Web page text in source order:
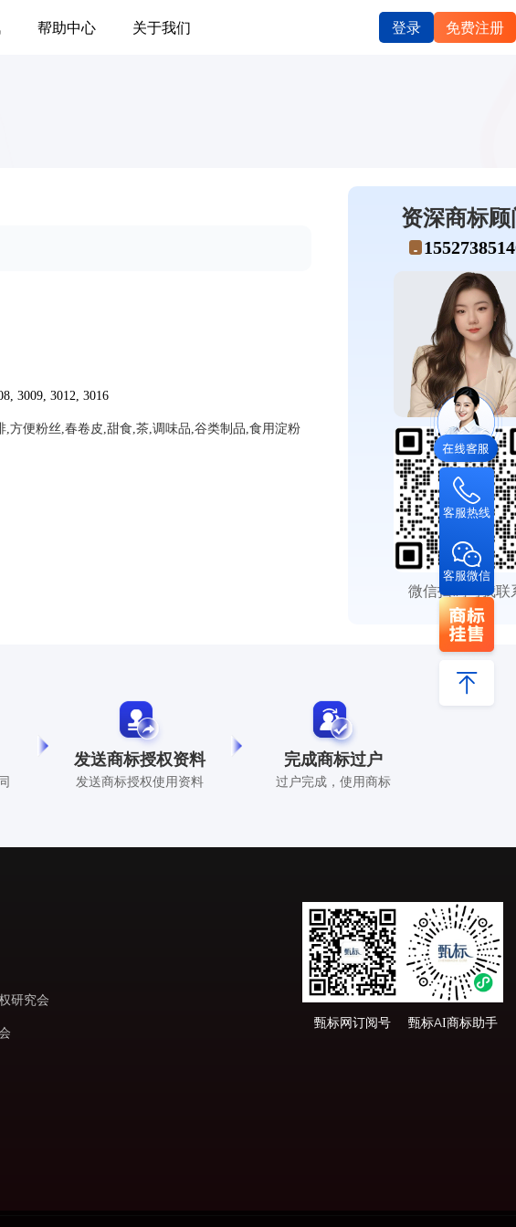
帮助中心 关于我们 登录 免费注册
3009, 3012, 3016
方便粉丝,春卷皮,甜食,茶,调味品,谷类制品,食用淀粉
资深商标
微信扫码与我联
发送商标授权资料
发送商标授权使用资料
完成商标过户
过户完成，使用商标
研究会
甄标网订阅号 甄标AI商标助手
客服热线
客服微信